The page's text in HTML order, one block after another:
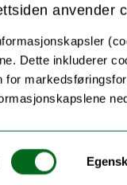
anvender
Dette inkluderer
for
For
For